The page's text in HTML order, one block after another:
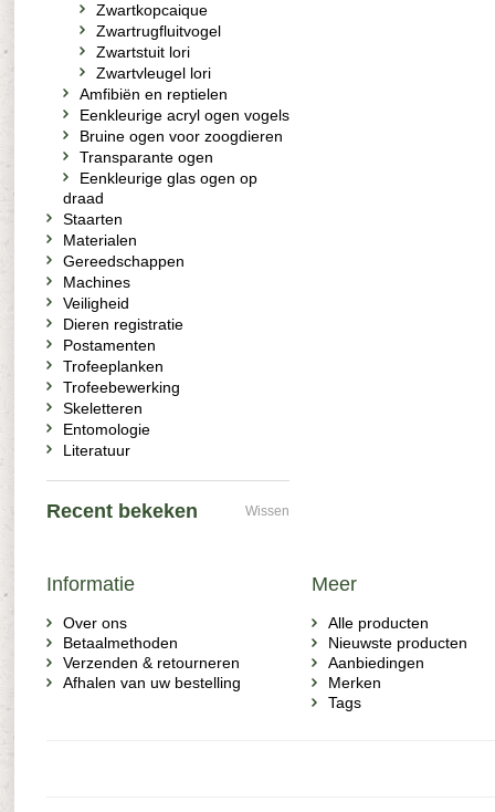
Zwartkopcaique
Zwartrugfluitvogel
Zwartstuit lori
Zwartvleugel lori
Amfibiën en reptielen
Eenkleurige acryl ogen vogels
Bruine ogen voor zoogdieren
Transparante ogen
Eenkleurige glas ogen op
draad
Staarten
Materialen
Gereedschappen
Machines
Veiligheid
Dieren registratie
Postamenten
Trofeeplanken
Trofeebewerking
Skeletteren
Entomologie
Literatuur
Recent bekeken Wissen
Informatie
Over ons
Betaalmethoden
Verzenden & retourneren
Afhalen van uw bestelling
Meer
Alle producten
Nieuwste producten
Aanbiedingen
Merken
Tags